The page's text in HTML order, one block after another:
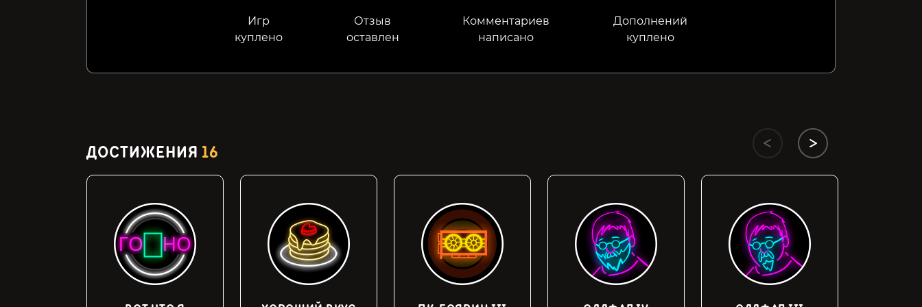
Игр
куплено
Отзыв
оставлен
Комментариев
написано
Дополнений
куплено
ДОСТИЖЕНИЯ 16